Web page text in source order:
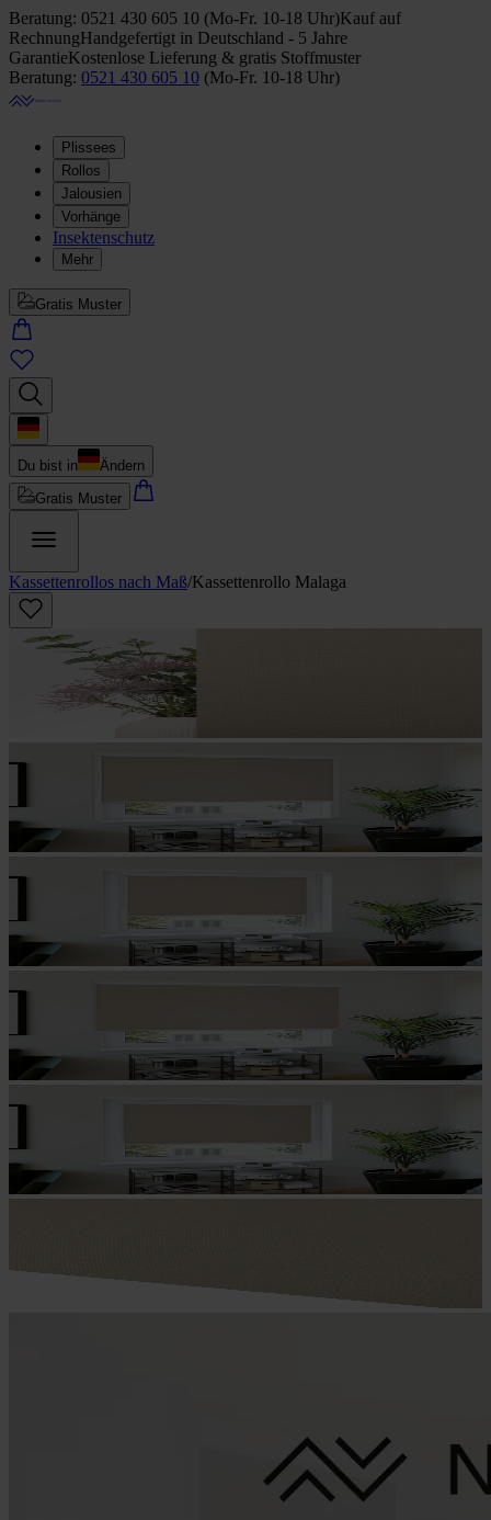
Beratung: 0521 430 605 10 (Mo-Fr. 10-18 Uhr)Kauf auf
RechnungHandgefertigt in Deutschland - 5 Jahre
GarantieKostenlose Lieferung & gratis Stoffmuster
Beratung: 0521 430 605 10 (Mo-Fr. 10-18 Uhr)
Plissees
Rollos
Jalousien
Vorhänge
Insektenschutz
Mehr
Gratis Muster
Du bist in
Ändern
Gratis Muster
Kassettenrollos nach Maß/Kassettenrollo Malaga